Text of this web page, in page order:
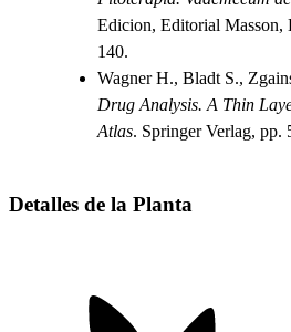
Edicion, Editorial Masson,
140.
Wagner H., Bladt S.,
Drug Analysis. A Thin
Atlas. Springer Verlag, pp.
Detalles de la Planta